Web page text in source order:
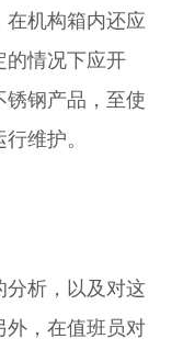
在机构箱内还应
的情况下应开
锈钢产品，至使
维护。
分析，以及对这
外，在值班员对